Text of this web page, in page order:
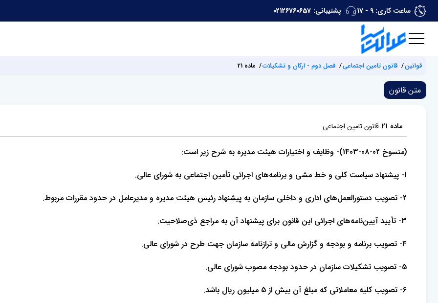
ساعت کاری: 9 - 17 پشتیبانی: 02126760657
قوانین قانون تامین اجتماعی فصل دوم - ارکان و تشکیلات ماده 21
متن قانون
ماده 21 قانون تامین اجتماعی
(منسوخ 02-08-1403)- وظایف و اختیارات هیئت مدیره به شرح زیر است:
1- پیشنهاد سیاست کلی و خط ‌مشی و برنامه‌‌های اجرائی تأمین اجتماعی به شورای عالی.
2- تصویب دستورالعمل‌های اداری و داخلی سازمان به پیشنهاد رئیس هیئت مدیره و مدیرعامل در حدود مقررات مربوط.
3- تأیید آیین‌نامه‌های اجرائی این قانون برای پیشنهاد آن به مراجع ذی‌صلاحیت.
4- تصویب برنامه و بودجه و گزارش مالی و ترازنامه سازمان جهت طرح در شورای عالی.
5- تصویب تشکیلات سازمان در حدود بودجه مصوب شورای عالی.
6- تصویب کلیه معاملاتی که مبلغ آن بیش از 5 میلیون ریال باشد.